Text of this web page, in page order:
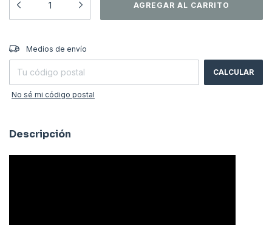
Entregas para el CP:
Medios de envío
CALCULAR
No sé mi código postal
Descripción